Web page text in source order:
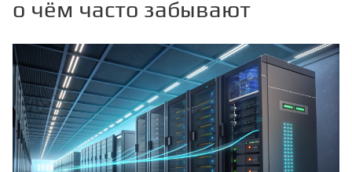
о чём часто забывают